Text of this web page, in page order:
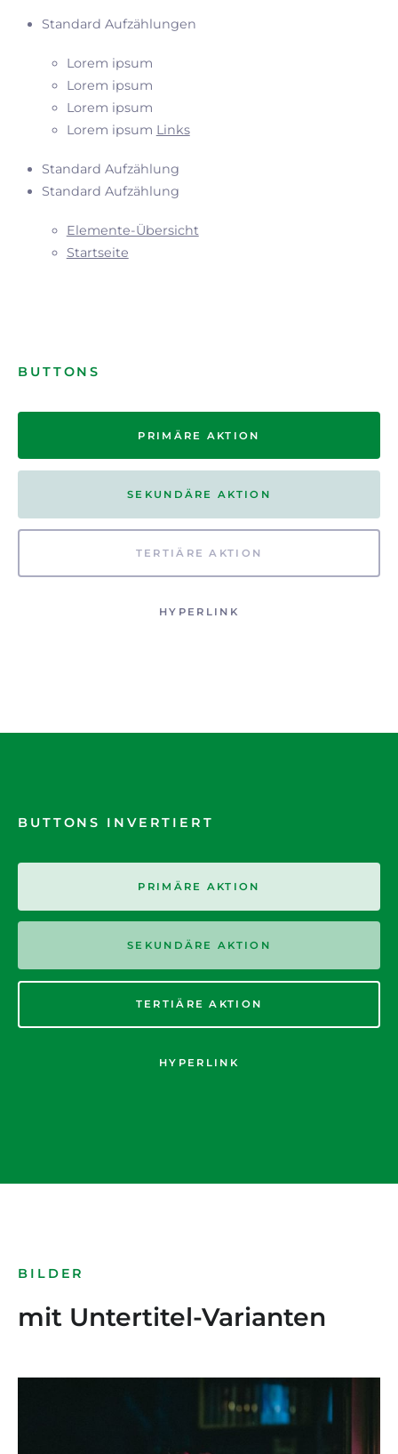
Standard Aufzählungen
Lorem ipsum
Lorem ipsum
Lorem ipsum
Lorem ipsum Links
Standard Aufzählung
Standard Aufzählung
Elemente-Übersicht
Startseite
BUTTONS
PRIMÄRE AKTION
SEKUNDÄRE AKTION
TERTIÄRE AKTION
HYPERLINK
BUTTONS INVERTIERT
PRIMÄRE AKTION
SEKUNDÄRE AKTION
TERTIÄRE AKTION
HYPERLINK
BILDER
mit Untertitel-Varianten